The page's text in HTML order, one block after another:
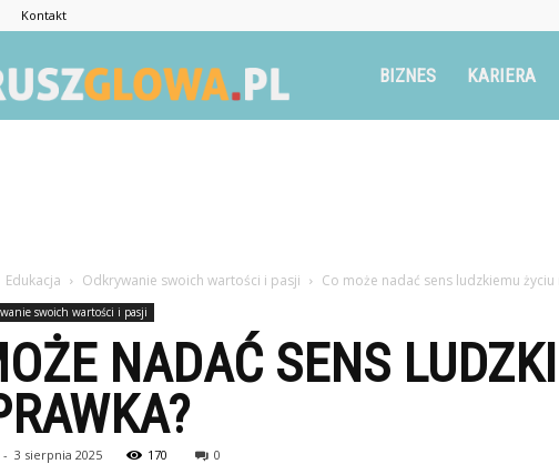
Kontakt
Ruszglowa.plBIZNES KARIERA
Edukacja Odkrywanie swoich wartości i pasji Co może nadać sens ludzkiemu
swoich wartości i pasji
NADAĆ SENS
- 3 sierpnia 2025 170 0